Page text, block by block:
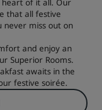
heart of it all. Our
that all festive
never miss out on
and enjoy an
Superior Rooms.
awaits in the
festive soirée.